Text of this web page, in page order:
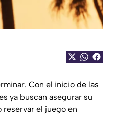
Con el inicio de las
ya buscan asegurar su
reservar el juego en